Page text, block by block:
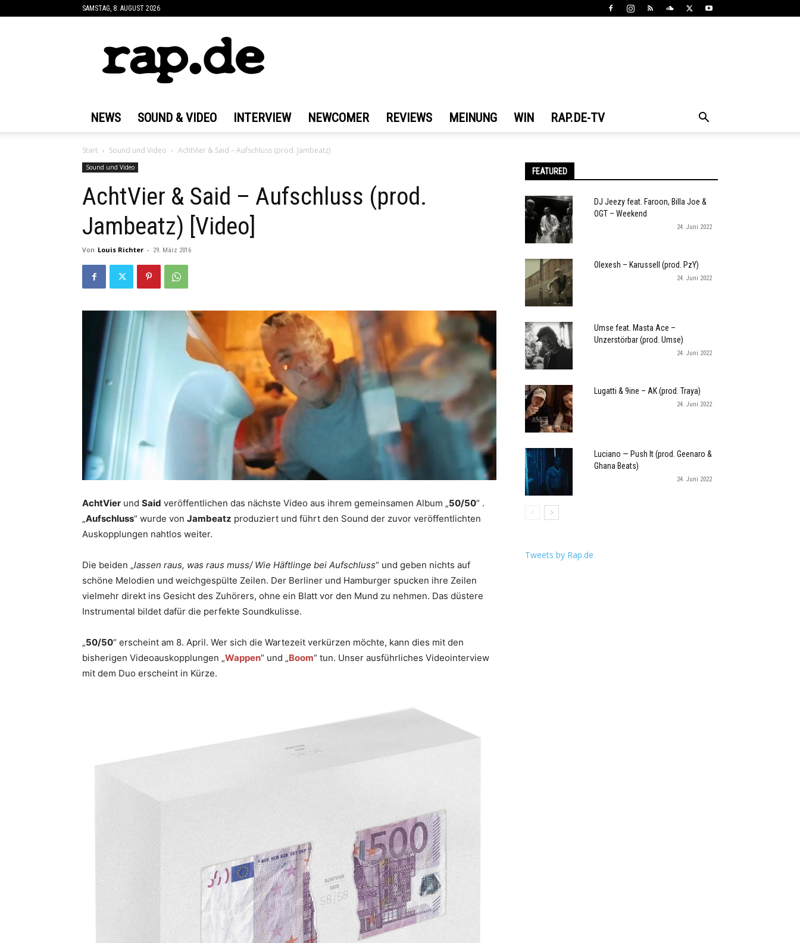
SAMSTAG, 8. AUGUST 2026
NEWS SOUND & VIDEO INTERVIEW NEWCOMER REVIEWS MEINUNG WIN RAP.DE-TV
Start Sound und Video AchtVier & Said – Aufschluss (prod. Jambeatz)
Sound und Video
AchtVier & Said – Aufschluss (prod.
Jambeatz) [Video]
Von Louis Richter - 29. März 2016
AchtVier und Said veröffentlichen das nächste Video aus ihrem gemeinsamen Album „50/50“ .
„Aufschluss“ wurde von Jambeatz produziert und führt den Sound der zuvor veröffentlichten
Auskopplungen nahtlos weiter.
Die beiden „lassen raus, was raus muss/ Wie Häftlinge bei Aufschluss“ und geben nichts auf
schöne Melodien und weichgespülte Zeilen. Der Berliner und Hamburger spucken ihre Zeilen
vielmehr direkt ins Gesicht des Zuhörers, ohne ein Blatt vor den Mund zu nehmen. Das düstere
Instrumental bildet dafür die perfekte Soundkulisse.
„50/50“ erscheint am 8. April. Wer sich die Wartezeit verkürzen möchte, kann dies mit den
bisherigen Videoauskopplungen „Wappen“ und „Boom“ tun. Unser ausführliches Videointerview
mit dem Duo erscheint in Kürze.
FEATURED
DJ Jeezy feat. Faroon, Billa Joe &
OGT – Weekend
24. Juni 2022
Olexesh – Karussell (prod. PzY)
24. Juni 2022
Umse feat. Masta Ace –
Unzerstörbar (prod. Umse)
24. Juni 2022
Lugatti & 9ine – AK (prod. Traya)
24. Juni 2022
Luciano — Push It (prod. Geenaro &
Ghana Beats)
24. Juni 2022
Tweets by Rap.de